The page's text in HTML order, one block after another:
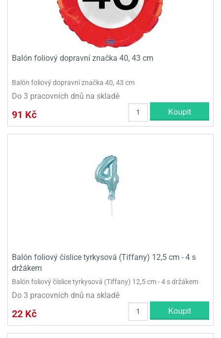
Balón foliový dopravní značka 40, 43 cm
Balón foliový dopravní značka 40, 43 cm
Do 3 pracovních dnů na skladě
91 Kč Koupit
Balón foliový číslice tyrkysová (Tiffany) 12,5 cm - 4 s
držákem
Balón foliový číslice tyrkysová (Tiffany) 12,5 cm - 4 s držákem
Do 3 pracovních dnů na skladě
22 Kč Koupit